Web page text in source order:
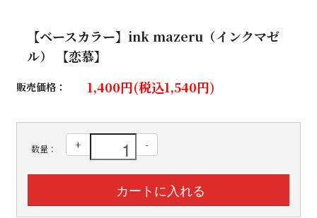
【ベースカラー】ink mazeru（インクマゼ
ル） 【恋慕】
販売価格： 1,400円(税込1,540円)
数量： + -